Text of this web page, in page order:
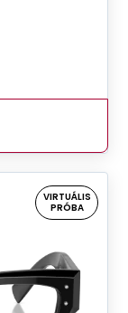
VIRTUÁLIS
PRÓBA